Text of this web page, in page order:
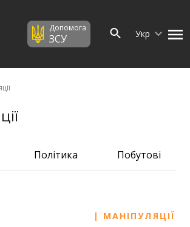
Допомога
ЗСУ Укр
Політика Побутові
| МАНІПУЛЯЦІЇ